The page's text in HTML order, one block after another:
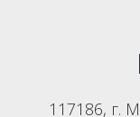
117186, г.